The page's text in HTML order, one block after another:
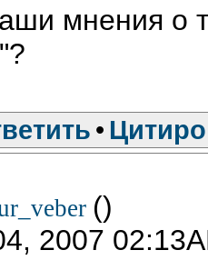
мнения о
•
()
2007